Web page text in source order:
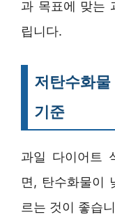
과 목표에 맞는
립니다.
저탄수화물
기준
과일 다이어트
면, 탄수화물이
르는 것이 좋습